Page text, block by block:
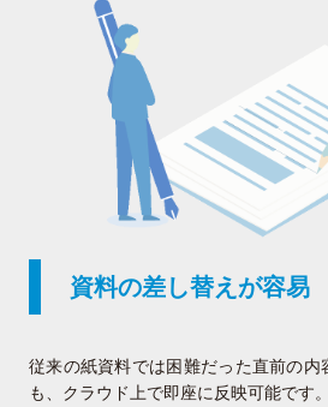
資料の差し替えが容易
従来の紙資料では困難だった直前の内
も、クラウド上で即座に反映可能です。